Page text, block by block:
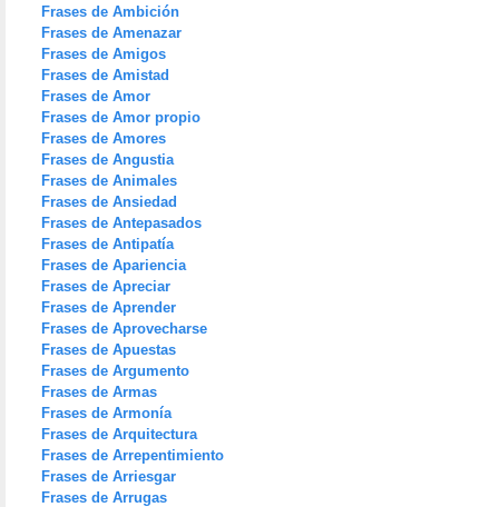
Frases de Ambición
Frases de Amenazar
Frases de Amigos
Frases de Amistad
Frases de Amor
Frases de Amor propio
Frases de Amores
Frases de Angustia
Frases de Animales
Frases de Ansiedad
Frases de Antepasados
Frases de Antipatía
Frases de Apariencia
Frases de Apreciar
Frases de Aprender
Frases de Aprovecharse
Frases de Apuestas
Frases de Argumento
Frases de Armas
Frases de Armonía
Frases de Arquitectura
Frases de Arrepentimiento
Frases de Arriesgar
Frases de Arrugas